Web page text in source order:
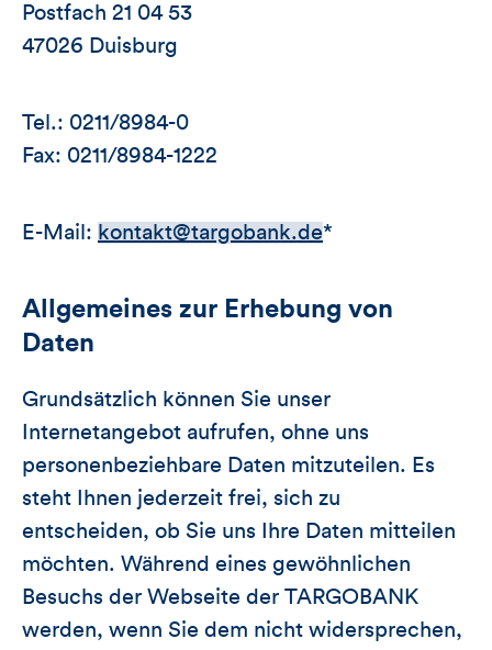
Postfach 21 04 53
47026 Duisburg
Tel.: 0211/8984-0
Fax: 0211/8984-1222
E-Mail: kontakt@targobank.de*
Allgemeines zur Erhebung von
Daten
Grundsätzlich können Sie unser
Internetangebot aufrufen, ohne uns
personenbeziehbare Daten mitzuteilen. Es
steht Ihnen jederzeit frei, sich zu
entscheiden, ob Sie uns Ihre Daten mitteilen
möchten. Während eines gewöhnlichen
Besuchs der Webseite der TARGOBANK
werden, wenn Sie dem nicht widersprechen,